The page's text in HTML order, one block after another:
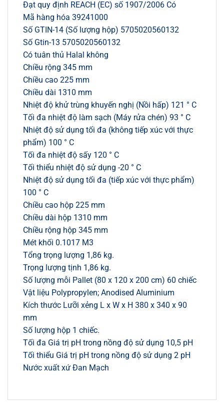
Đạt quy định REACH (EC) số 1907/2006 Có
Mã hàng hóa 39241000
Số GTIN-14 (Số lượng hộp) 5705020560132
Số Gtin-13 5705020560132
Có tuân thủ Halal không
Chiều rộng 345 mm
Chiều cao 225 mm
Chiều dài 1310 mm
Nhiệt độ khử trùng khuyến nghị (Nồi hấp) 121 ° C
Tối đa nhiệt độ làm sạch (Máy rửa chén) 93 ° C
Nhiệt độ sử dụng tối đa (không tiếp xúc với thực
phẩm) 100 ° C
Tối đa nhiệt độ sấy 120 ° C
Tối thiểu nhiệt độ sử dụng -20 ° C
Nhiệt độ sử dụng tối đa (tiếp xúc với thực phẩm)
100 ° C
Chiều cao hộp 225 mm
Chiều dài hộp 1310 mm
Chiều rộng hộp 345 mm
Mét khối 0.1017 M3
Tổng trọng lượng 1,86 kg.
Trọng lượng tịnh 1,86 kg.
Số lượng mỗi Pallet (80 x 120 x 200 cm) 60 chiếc
Vật liệu Polypropylen; Anodised Aluminium
Kích thước Lưỡi xẻng L x W x H 380 x 340 x 90
mm
Số lượng hộp 1 chiếc.
Tối đa Giá trị pH trong nồng độ sử dụng 10,5 pH
Tối thiểu Giá trị pH trong nồng độ sử dụng 2 pH
Nước xuất xứ Đan Mạch